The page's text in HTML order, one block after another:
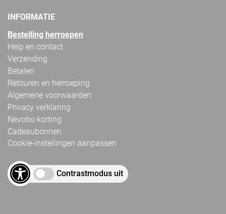
INFORMATIE
Bestelling herroepen
Help en contact
Verzending
Betalen
Retouren en herroeping
Algemene voorwaarden
Privacy verklaring
Nevobo korting
Cadeaubonnen
Cookie-instellingen aanpassen
Contrastmodus uit